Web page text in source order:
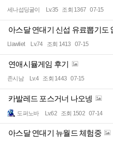
세나섭딩굴이 Lv.35 조회 1367 07-15
아스달 연대기 신섭 유료뽑기도
Llawliet Lv.74 조회 1413 07-15
연애시뮬게임 후기
존시남 Lv.4 조회 1443 07-15
카발레드 포스거너 나오넹
도퍼노바 Lv.62 조회 1502 07-14
아스달 연대기 뉴월드 체험중